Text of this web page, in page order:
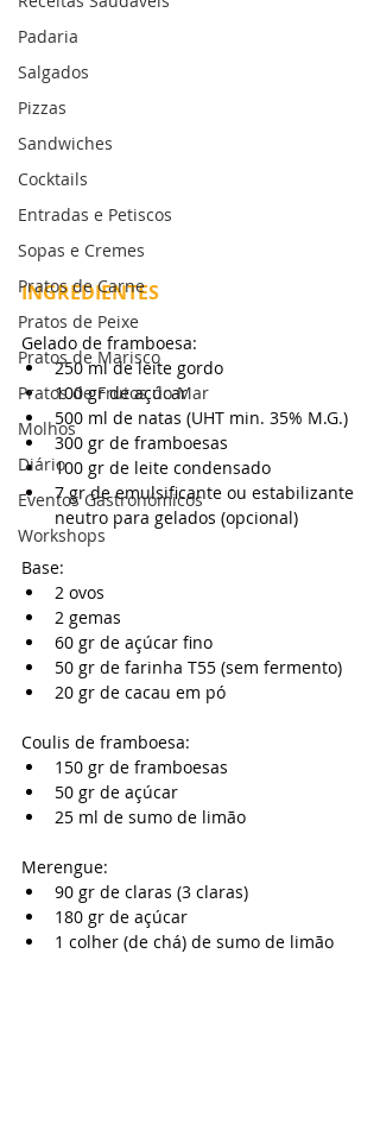
Padaria
Salgados
Pizzas
Sandwiches
Cocktails
Entradas e Petiscos
Sopas e Cremes
Pratos de Carne
Pratos de Peixe
Pratos de Marisco
Pratos de Frutos do Mar
Molhos
Diário
Eventos Gastronómicos
Workshops
INGREDIENTES
Gelado de framboesa:
250 ml de leite gordo
100 gr de açúcar
500 ml de natas (UHT min. 35% M.G.)
300 gr de framboesas
100 gr de leite condensado
7 gr de emulsificante ou estabilizante
neutro para gelados (opcional)
Base:
2 ovos
2 gemas
60 gr de açúcar fino
50 gr de farinha T55 (sem fermento)
20 gr de cacau em pó
Coulis de framboesa:
150 gr de framboesas
50 gr de açúcar
25 ml de sumo de limão
Merengue:
90 gr de claras (3 claras)
180 gr de açúcar
1 colher (de chá) de sumo de limão